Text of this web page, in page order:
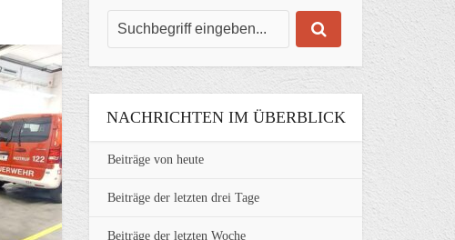
NACHRICHTEN IM ÜBERBLICK
Beiträge von heute
Beiträge der letzten drei Tage
Beiträge der letzten Woche